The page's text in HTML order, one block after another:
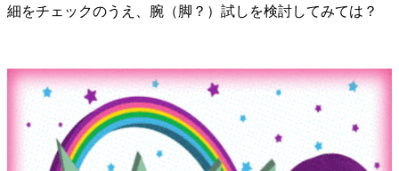
細をチェックのうえ、腕（脚？）試しを検討してみては？